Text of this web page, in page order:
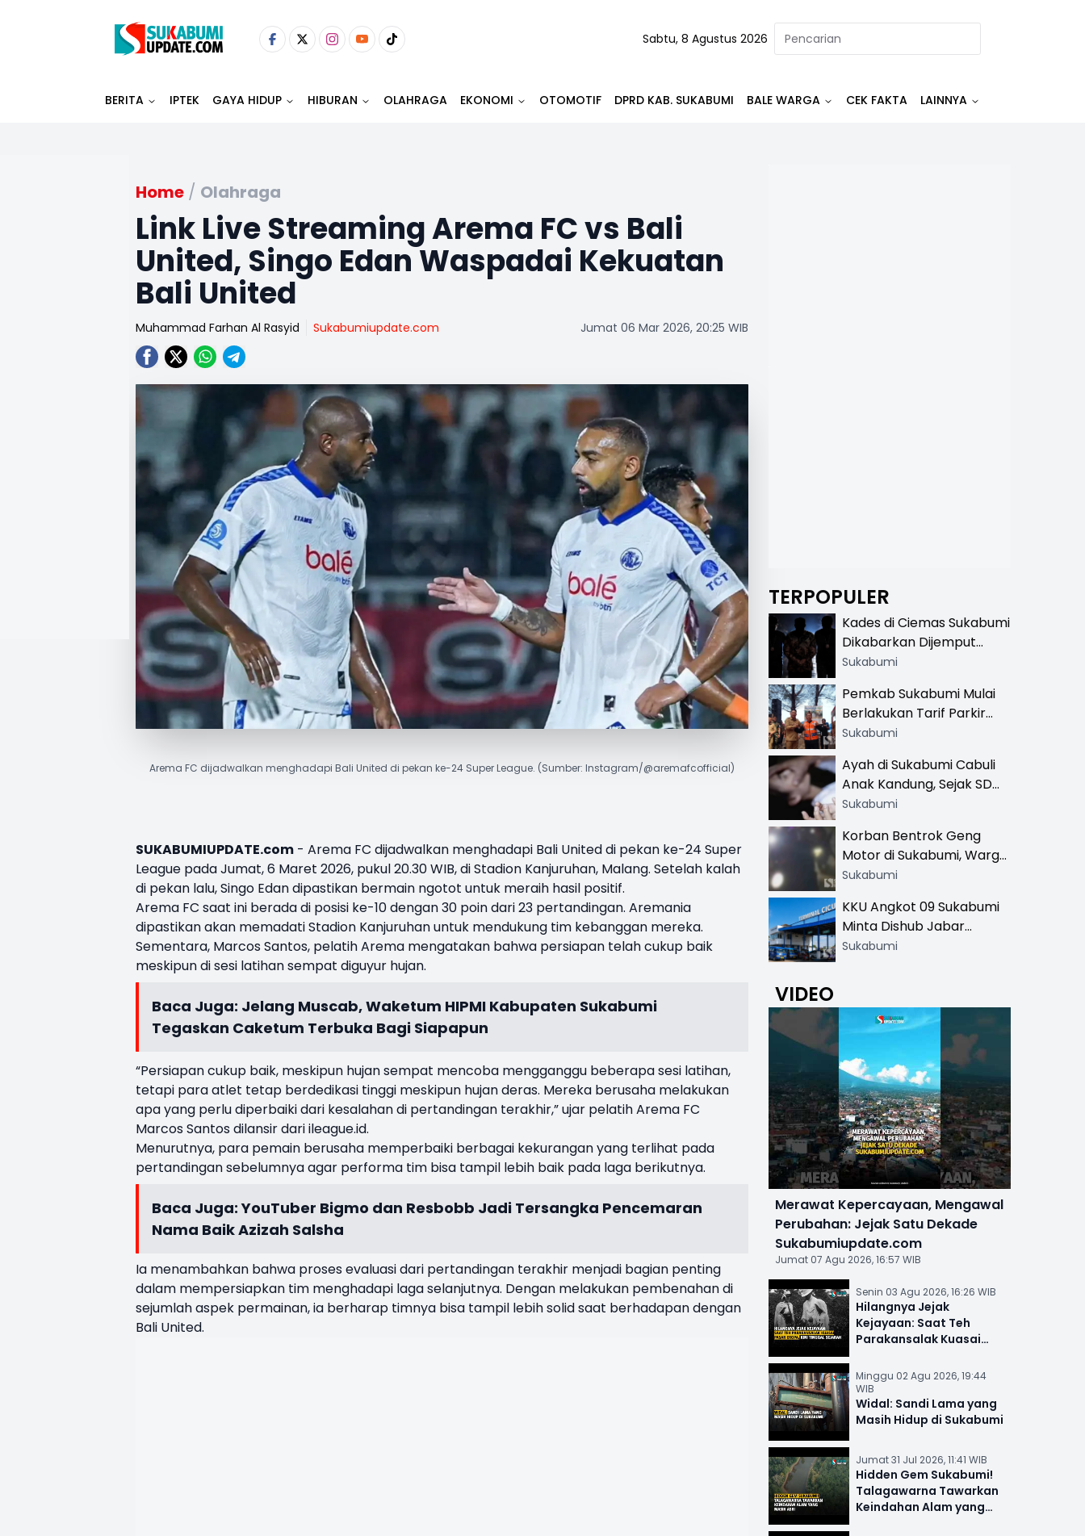
Sabtu, 8 Agustus 2026
BERITA IPTEK GAYA HIDUP HIBURAN OLAHRAGA EKONOMI OTOMOTIF DPRD KAB. SUKABUMI BALE WARGA CEK FAKTA LAINNYA
Home / Olahraga
Link Live Streaming Arema FC vs Bali
United, Singo Edan Waspadai Kekuatan
Bali United
Muhammad Farhan Al Rasyid Sukabumiupdate.com Jumat 06 Mar 2026, 20:25 WIB
Arema FC dijadwalkan menghadapi Bali United di pekan ke-24 Super League. (Sumber: Instagram/@aremafcofficial)
SUKABUMIUPDATE.com - Arema FC dijadwalkan menghadapi Bali Uniteddi pekan ke-24 Super
League pada Jumat, 6 Maret 2026, pukul 20.30 WIB, di Stadion Kanjuruhan, Malang. Setelah kalah
di pekan lalu,Singo Edandipastikan bermain ngotot untuk meraih hasil positif.
Arema FC saat ini berada di posisi ke-10 dengan 30 poin dari 23 pertandingan. Aremania
dipastikan akan memadati Stadion Kanjuruhan untuk mendukung tim kebanggan mereka.
Sementara, Marcos Santos, pelatih Arema mengatakan bahwa persiapan telah cukup baik
meskipun di sesi latihan sempat diguyur hujan.
Baca Juga: Jelang Muscab, Waketum HIPMI Kabupaten Sukabumi
Tegaskan Caketum Terbuka Bagi Siapapun
“Persiapan cukup baik, meskipun hujan sempat mencoba mengganggu beberapa sesi latihan,
tetapi para atlet tetap berdedikasi tinggi meskipun hujan deras. Mereka berusaha melakukan
apa yang perlu diperbaiki dari kesalahan di pertandingan terakhir,” ujar pelatih Arema FC
Marcos Santos dilansir dari ileague.id.
Menurutnya, para pemain berusaha memperbaiki berbagai kekurangan yang terlihat pada
pertandingan sebelumnya agar performa tim bisa tampil lebih baik pada laga berikutnya.
Baca Juga:YouTuber Bigmo dan Resbobb Jadi Tersangka Pencemaran
Nama Baik Azizah Salsha
Ia menambahkan bahwa proses evaluasi dari pertandingan terakhir menjadi bagian penting
dalam mempersiapkan tim menghadapi laga selanjutnya. Dengan melakukan pembenahan di
sejumlah aspek permainan, ia berharap timnya bisa tampil lebih solid saat berhadapan dengan
Bali United.
TERPOPULER
Kades di Ciemas Sukabumi
Dikabarkan Dijemput
Satnarkoba, Polisi
Sukabumi
Pemkab Sukabumi Mulai
Berlakukan Tarif Parkir
Resmi di 13 Lokasi Wisata,
Khusus
Sukabumi
Ayah di Sukabumi Cabuli
Anak Kandung, Sejak SD
Hingga SMA
Sukabumi
Korban Bentrok Geng
Motor di Sukabumi, Warga
dan Sopir Tangki
Sukabumi
KKU Angkot 09 Sukabumi
Minta Dishub Jabar
Tertibkan Trayek Ciawi-
Sukabumi
VIDEO
Merawat Kepercayaan, Mengawal
Perubahan: Jejak Satu Dekade
Sukabumiupdate.com
Jumat 07 Agu 2026, 16:57 WIB
Senin 03 Agu 2026, 16:26 WIB
Hilangnya Jejak
Kejayaan: Saat Teh
Parakansalak Kuasai
Sejarah
Minggu 02 Agu 2026, 19:44
WIB
Widal: Sandi Lama yang
Masih Hidup di Sukabumi
Jumat 31 Jul 2026, 11:41 WIB
Hidden Gem Sukabumi!
Talagawarna Tawarkan
Keindahan Alam yang